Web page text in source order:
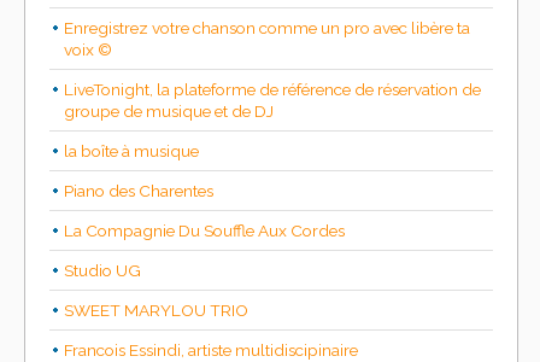
Enregistrez votre chanson comme un pro avec libère ta
voix ©
LiveTonight, la plateforme de référence de réservation de
groupe de musique et de DJ
la boîte à musique
Piano des Charentes
La Compagnie Du Souffle Aux Cordes
Studio UG
SWEET MARYLOU TRIO
Francois Essindi, artiste multidiscipinaire